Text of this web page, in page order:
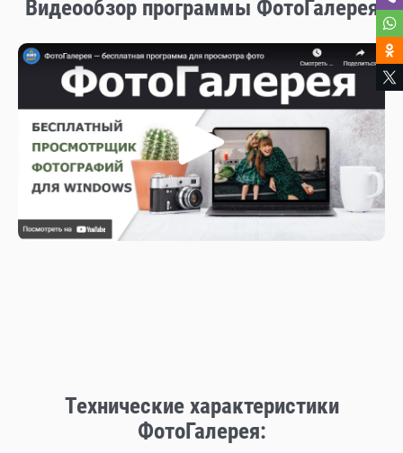
Видеообзор программы ФотоГалерея
Технические характеристики
ФотоГалерея: